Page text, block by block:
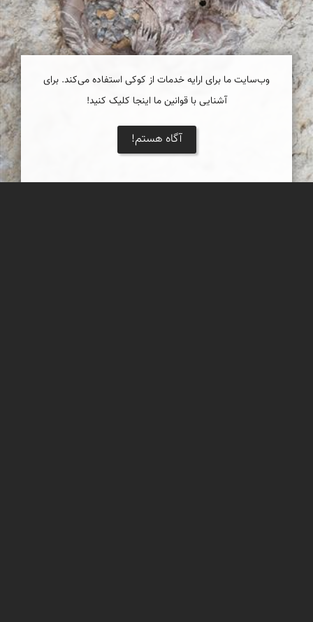
وب‌سایت ما برای ارایه خدمات از کوکی استفاده می‌کند. برای
آشنایی با قوانین ما اینجا کلیک کنید!
آگاه هستم!